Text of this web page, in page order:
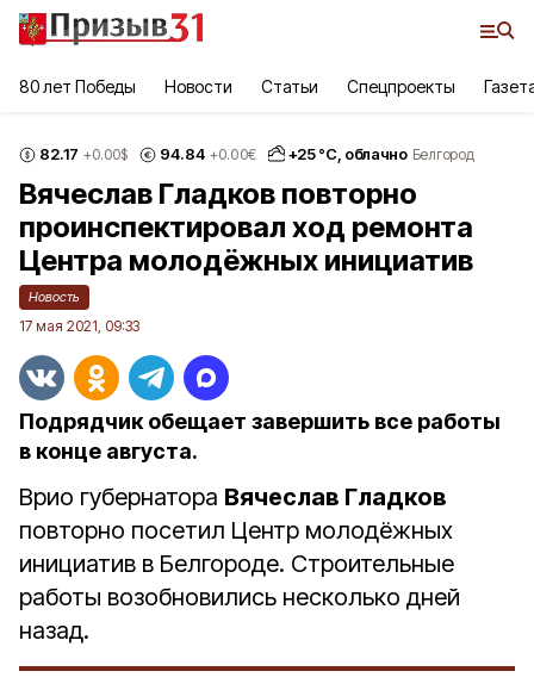
80 лет Победы Новости Статьи Спецпроекты
82.17 +0.00$ 94.84 +0.00€ +25°С, облачно Белгород
Вячеслав Гладков повторно
проинспектировал ход ремонта
Центра молодёжных инициатив
Новость
17 мая 2021, 09:33
Подрядчик обещает завершить все работы
в конце августа.
Врио губернатора Вячеслав Гладков
повторно посетил Центр молодёжных
инициатив в Белгороде. Строительные
работы возобновились несколько дней
назад.